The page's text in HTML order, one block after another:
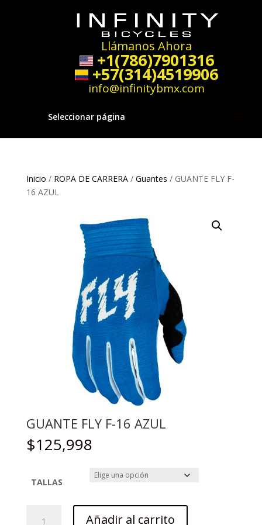
Llámanos Ahora
+1(786)7901316
+57(314)4519906
info@infinitybmx.com
Seleccionar página
Inicio / ROPA DE CARRERA/ Guantes / GUANTE FLY F-
16 AZUL
GUANTE FLY F-16 AZUL
$125,998
TALLAS
Añadir al carrito